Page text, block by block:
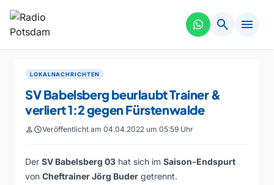
search menu
LOKALNACHRICHTEN
SV Babelsberg beurlaubt Trainer &
verliert 1:2 gegen Fürstenwalde
personscheduleVeröffentlicht am 04.04.2022 um 05:59 Uhr
Der SV Babelsberg 03 hat sich im Saison-Endspurt
von Cheftrainer Jörg Buder getrennt.